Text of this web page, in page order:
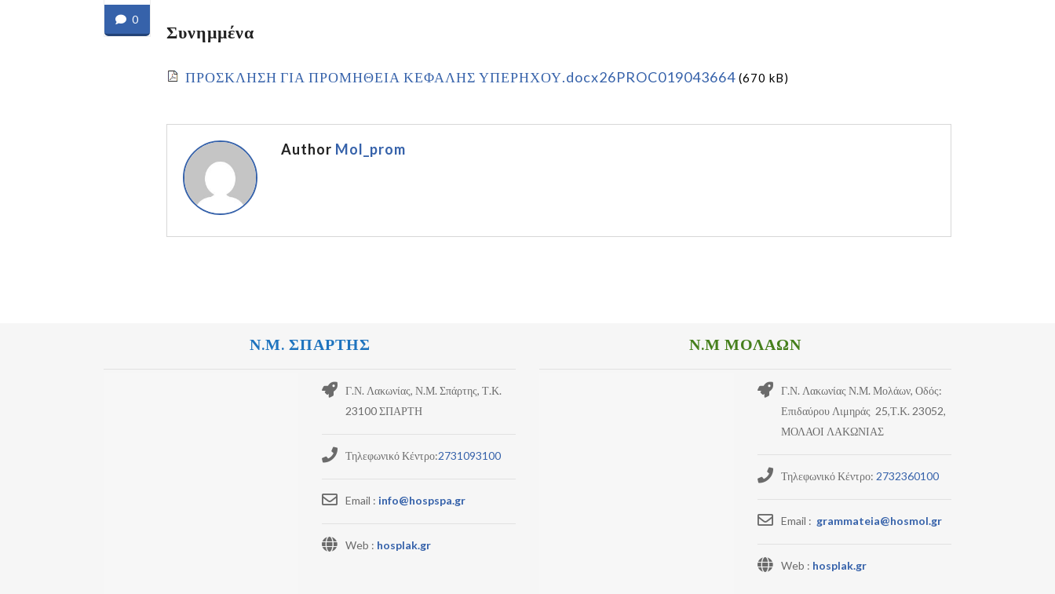
0
Συνημμένα
ΠΡΟΣΚΛΗΣΗ ΓΙΑ ΠΡΟΜΗΘΕΙΑ ΚΕΦΑΛΗΣ ΥΠΕΡΗΧΟΥ.docx26PROC019043664 (670 kB)
Author Mol_prom
Ν.Μ. ΣΠΑΡΤΗΣ Ν.Μ ΜΟΛΑΩΝ
Γ.Ν. Λακωνίας, Ν.Μ. Σπάρτης, Τ.Κ.
23100 ΣΠΑΡΤΗ
Τηλεφωνικό Κέντρο:2731093100
Email : info@hospspa.gr
Web : hosplak.gr
Γ.Ν. Λακωνίας Ν.Μ. Μολάων, Οδός:
Επιδαύρου Λιμηράς 25,Τ.Κ. 23052,
ΜΟΛΑΟΙ ΛΑΚΩΝΙΑΣ
Τηλεφωνικό Κέντρο: 2732360100
Email : grammateia@hosmol.gr
Web : hosplak.gr